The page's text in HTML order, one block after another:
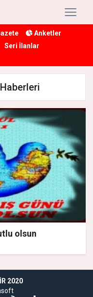
Anketler
Seri İlanlar
olsun
2020